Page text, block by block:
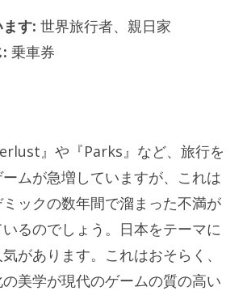
す: 世界旅行者、親日家
乗車券
』や『Parks』など、旅行を
ムが急増していますが、これは
ックの数年間で溜まった不満が
るのでしょう。日本をテーマに
があります。これはおそらく、
美学が現代のゲームの質の高い